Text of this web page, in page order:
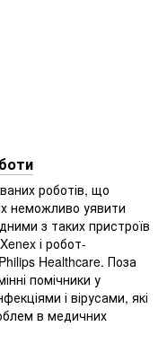
роботів, що
неможливо уявити
з таких пристроїв
і робот-
Healthcare. Поза
помічники у
і вірусами, які
в медичних